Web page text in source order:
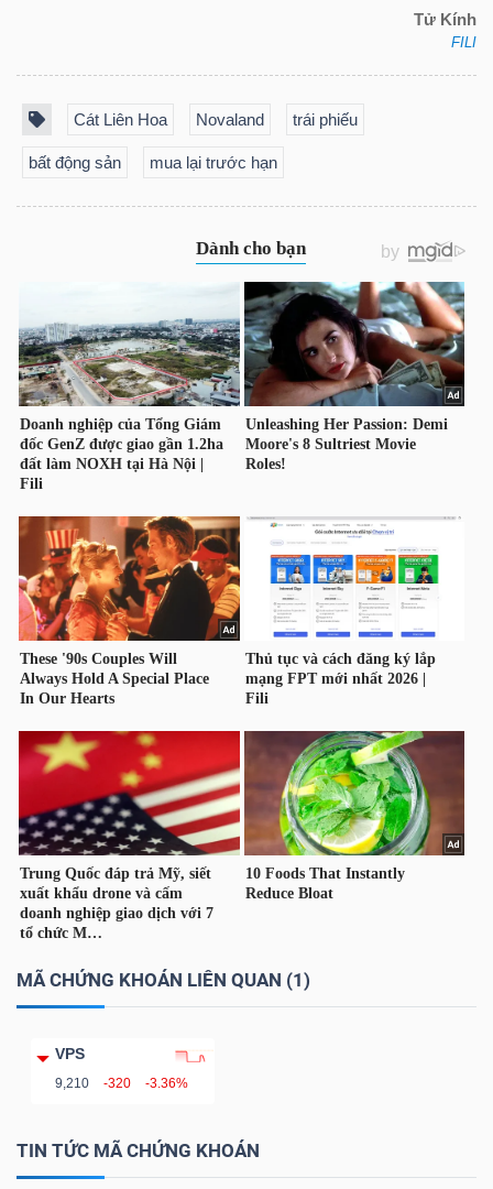
Tử Kính
FILI
Cát Liên Hoa Novaland trái phiếu
bất động sản mua lại trước hạn
MÃ CHỨNG KHOÁN LIÊN QUAN (1)
VPS
9,210 -320 -3.36%
TIN TỨC MÃ CHỨNG KHOÁN
TRUY
XUẤT
VS-
SECTOR
NĂNG
LƯỢNG
VẬT
LIỆU
CÔNG
NGHIỆP
TIÊU
KHÔNG